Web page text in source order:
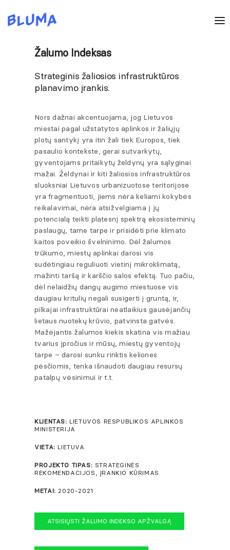
Žalumo Indeksas
Strateginis žaliosios infrastruktūros
planavimo įrankis.
Nors dažnai akcentuojama, jog Lietuvos
miestai pagal užstatytos aplinkos ir žaliųjų
plotų santykį yra itin žali tiek Europos, tiek
pasaulio kontekste, gerai sutvarkytų,
gyventojams pritaikytų želdynų yra sąlyginai
mažai. Želdynai ir kiti žaliosios infrastruktūros
sluoksniai Lietuvos urbanizuotose teritorijose
yra fragmentuoti, jiems nėra keliami kokybės
reikalavimai, nėra atsižvelgiama į jų
potencialą teikti platesnį spektrą ekosisteminių
paslaugų, tame tarpe ir prisidėti prie klimato
kaitos poveikio švelninimo. Dėl žalumos
trūkumo, miestų aplinkai darosi vis
sudėtingiau reguliuoti vietinį mikroklimatą,
mažinti taršą ir karščio salos efektą. Tuo pačiu,
dėl nelaidžių dangų augimo miestuose vis
daugiau kritulių negali susigerti į gruntą, ir,
pilkajai infrastruktūrai neatlaikius gausėjančių
lietaus nuotekų krūvio, patvinsta gatvės.
Mažėjantis žalumos kiekis skatina vis mažiau
tvarius įpročius ir mūsų, miestų gyventojų
tarpe – darosi sunku rinktis keliones
pėsčiomis, tenka išnaudoti daugiau resursų
patalpų vėsinimui ir t.t.
KLIENTAS: LIETUVOS RESPUBLIKOS APLINKOS
MINISTERIJA
VIETA: LIETUVA
PROJEKTO TIPAS: STRATEGINĖS
REKOMENDACIJOS, ĮRANKIO KŪRIMAS
METAI: 2020-2021
ATSISIŲSTI ŽALUMO INDEKSO APŽVALGĄ